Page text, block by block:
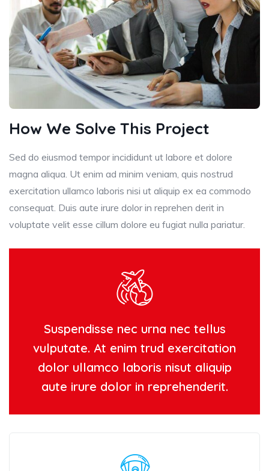
How We Solve This Project
Sed do eiusmod tempor incididunt ut labore et dolore
magna aliqua. Ut enim ad minim veniam, quis nostrud
exercitation ullamco laboris nisi ut aliquip ex ea commodo
consequat. Duis aute irure dolor in reprehen derit in
voluptate velit esse cillum dolore eu fugiat nulla pariatur.
Suspendisse nec urna nec tellus
vulputate. At enim trud exercitation
dolor ullamco laboris nisut aliquip
aute irure dolor in reprehenderit.